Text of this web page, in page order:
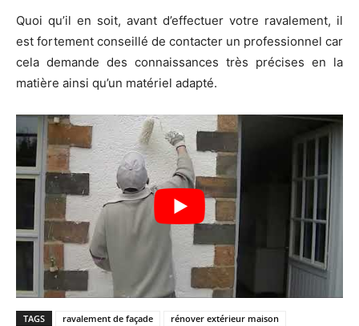
Quoi qu’il en soit, avant d’effectuer votre ravalement, il
est fortement conseillé de contacter un professionnel car
cela demande des connaissances très précises en la
matière ainsi qu’un matériel adapté.
TAGS ravalement de façade
rénover extérieur maison